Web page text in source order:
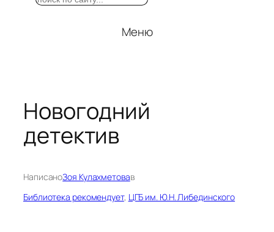
Меню
Новогодний
детектив
НаписаноЗоя Кулахметовав
Библиотека рекомендует, ЦГБ им. Ю.Н. Либединского